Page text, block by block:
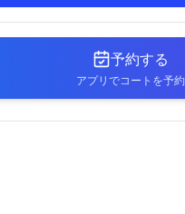
予約する
アプリでコートを予約